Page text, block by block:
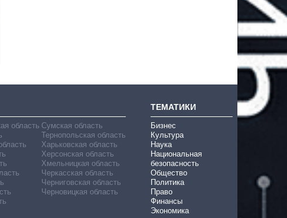
область Сумская область
Тернопольская область
Харьковская область
Херсонская область
Хмельницкая область
Черкасская область
Черниговская область
Черновицкая область
ТЕМАТИКИ
Бизнес
Культура
Наука
Национальная
безопасность
Общество
Политика
Право
Финансы
Экономика